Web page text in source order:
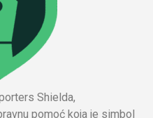
Shielda,
pomoć koja je simbol